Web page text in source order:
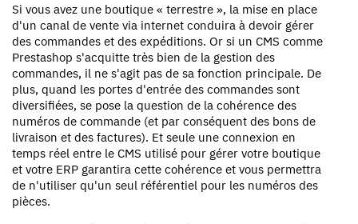
Si vous avez une boutique « terrestre », la mise en place
d'un canal de vente via internet conduira à devoir gérer
des commandes et des expéditions. Or si un CMS comme
Prestashop s'acquitte très bien de la gestion des
commandes, il ne s'agit pas de sa fonction principale. De
plus, quand les portes d'entrée des commandes sont
diversifiées, se pose la question de la cohérence des
numéros de commande (et par conséquent des bons de
livraison et des factures). Et seule une connexion en
temps réel entre le CMS utilisé pour gérer votre boutique
et votre ERP garantira cette cohérence et vous permettra
de n'utiliser qu'un seul référentiel pour les numéros des
pièces.